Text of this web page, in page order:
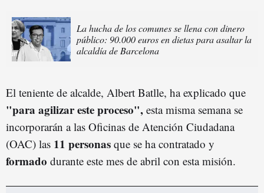
La hucha de los comunes se llena con dinero
público: 90.000 euros en dietas para asaltar la
alcaldía de Barcelona
El teniente de alcalde, Albert Batlle, ha explicado que
"para agilizar este proceso", esta misma semana se
incorporarán a las Oficinas de Atención Ciudadana
(OAC) las 11 personas que se ha contratado y
formado durante este mes de abril con esta misión.